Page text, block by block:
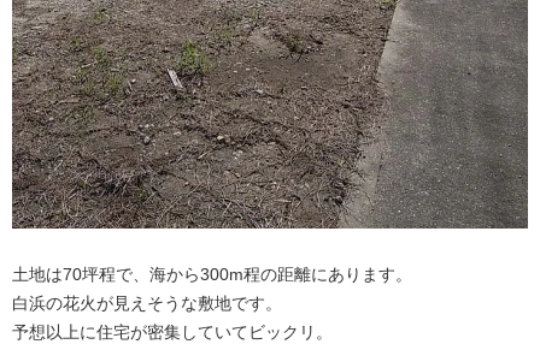
土地は70坪程で、海から300m程の距離にあります。
白浜の花火が見えそうな敷地です。
予想以上に住宅が密集していてビックリ。